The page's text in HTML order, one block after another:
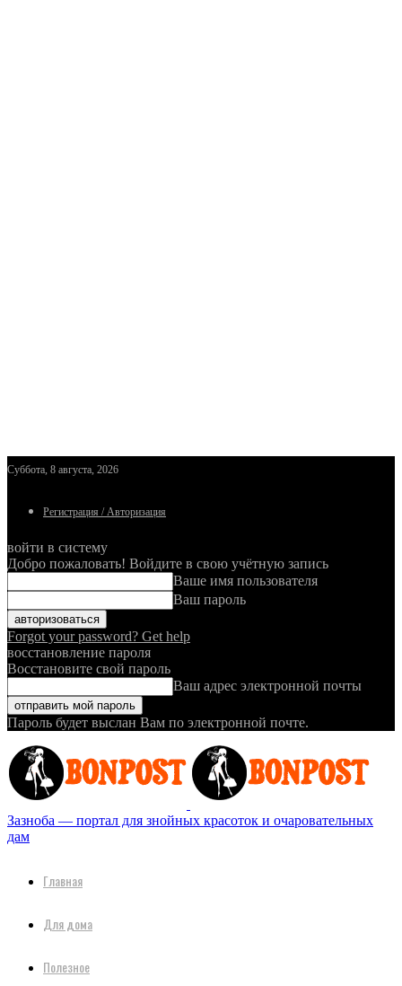
Суббота, 8 августа, 2026
Регистрация / Авторизация
войти в систему
Добро пожаловать! Войдите в свою учётную запись
Ваше имя пользователя
Ваш пароль
Forgot your password? Get help
восстановление пароля
Восстановите свой пароль
Ваш адрес электронной почты
Пароль будет выслан Вам по электронной почте.
Зазноба — портал для знойных красоток и очаровательных
дам
Главная
Для дома
Полезное